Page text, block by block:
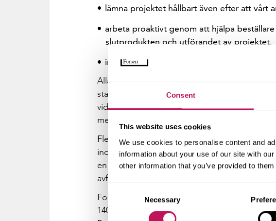
Consent
This website uses cookies
We use cookies to personalise content and
information about your use of our site with
other information that you’ve provided to
Necessary
lämna projektet hållbart även efter att vårt
arbeta proaktivt genom att hjälpa
slutprodukten och utförandet av projektet,
inkludera samhället som intressent för att
Alla Forsens anställda kommer därför att
stads- och samhällsutveckling. Vi uppmanar
vidareutbilda sig inom hållbar projektledning,
medarbetarengagemanget för
Flera av våra produktionsledare och
inom hållbarhet och digitalisering. Detta
en förutsättning för att skapa nödvändiga
avfallet inom bygg- och anläggningsbranschen.
Forsen är certifierat inom både kvalitet (ISO
14001:2015). Detta kräver i sin tur att vi